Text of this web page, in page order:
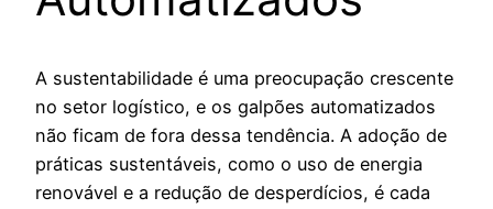
A sustentabilidade é uma preocupação crescente
no setor logístico, e os galpões automatizados
não ficam de fora dessa tendência. A adoção de
práticas sustentáveis, como o uso de energia
renovável e a redução de desperdícios, é cada